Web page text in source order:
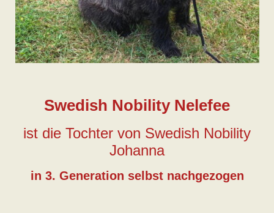
Swedish Nobility Nelefee
ist die Tochter von Swedish Nobility
Johanna
in 3. Generation selbst nachgezogen